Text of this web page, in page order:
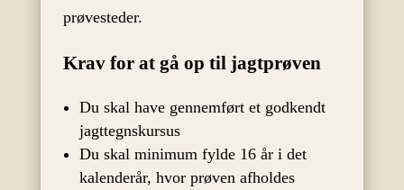
prøvesteder.
Krav for at gå op til jagtprøven
Du skal have gennemført et godkendt
jagttegnskursus
Du skal minimum fylde 16 år i det
kalenderår, hvor prøven afholdes